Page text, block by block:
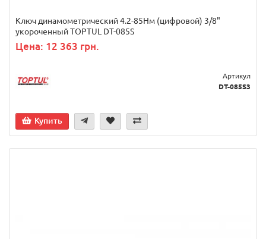
Ключ динамометрический 4.2-85Нм (цифровой) 3/8"
укороченный TOPTUL DT-085S
Цена: 12 363 грн.
Артикул
DT-085S3
Купить